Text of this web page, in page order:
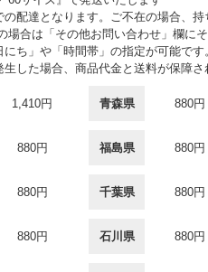
の配達となります。ご不在の場合、持
場合は「その他お問い合わせ」欄に
にち」や「時間帯」の指定が可能で
した場合、商品代金と送料が保障さ
1,410円 青森県 880円
880円 福島県 880円
880円 千葉県 880円
880円 石川県 880円